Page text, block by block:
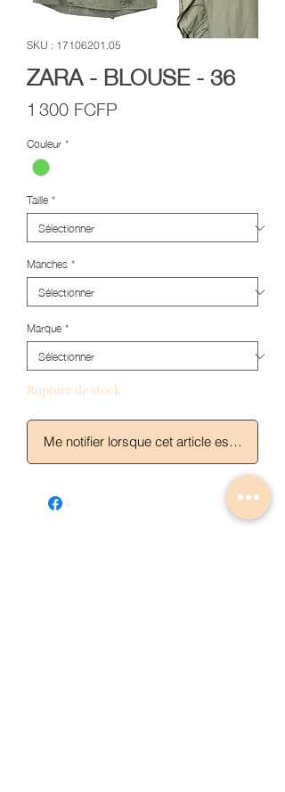
SKU : 17106201.05
ZARA - BLOUSE - 36
1 300 FCFP
Couleur*
Taille*
Manches*
Marque*
Rupture de stock
Me notifier lorsque cet article est